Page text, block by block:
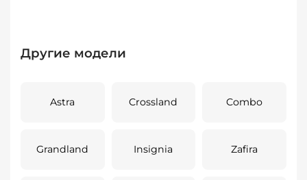
Другие модели
Astra Crossland Combo
Grandland Insignia Zafira